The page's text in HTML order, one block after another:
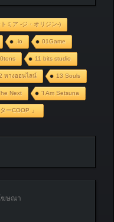
ミア ‐ジ・オリジン‐)
.io 01Game
11 bits studio
หางออนไลน์ 13 Souls
Next ‘I Am Setsuna
ーCOOP 」
ฆษณา